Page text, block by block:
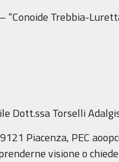
“Conoide Trebbia-
Dott.ssa Torselli
Piacenza, PEC
visione o